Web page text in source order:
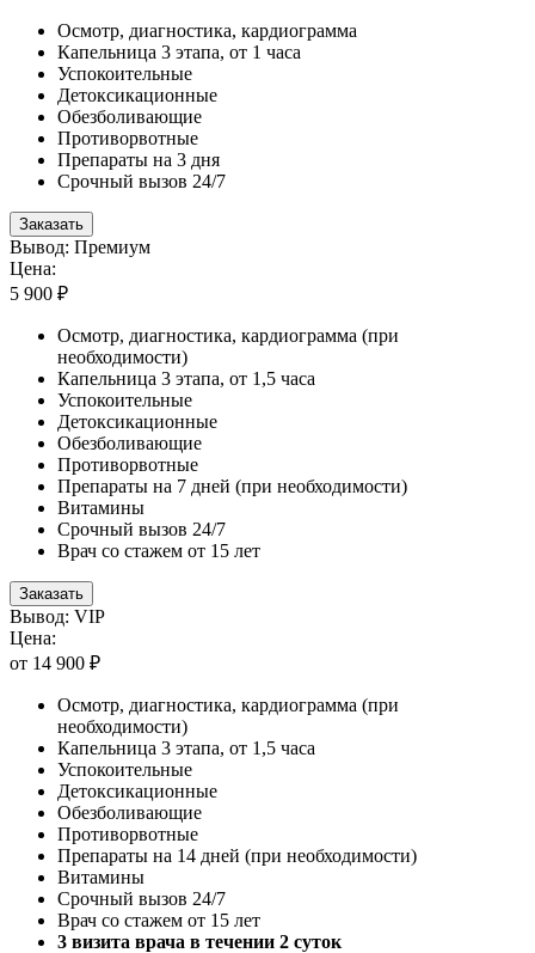
Осмотр, диагностика, кардиограмма
Капельница 3 этапа, от 1 часа
Успокоительные
Детоксикационные
Обезболивающие
Противорвотные
Препараты на 3 дня
Срочный вызов 24/7
Заказать
Вывод: Премиум
Цена:
5 900 ₽
Осмотр, диагностика, кардиограмма (при
необходимости)
Капельница 3 этапа, от 1,5 часа
Успокоительные
Детоксикационные
Обезболивающие
Противорвотные
Препараты на 7 дней (при необходимости)
Витамины
Срочный вызов 24/7
Врач со стажем от 15 лет
Заказать
Вывод: VIP
Цена:
от 14 900 ₽
Осмотр, диагностика, кардиограмма (при
необходимости)
Капельница 3 этапа, от 1,5 часа
Успокоительные
Детоксикационные
Обезболивающие
Противорвотные
Препараты на 14 дней (при необходимости)
Витамины
Срочный вызов 24/7
Врач со стажем от 15 лет
3 визита врача в течении 2 суток